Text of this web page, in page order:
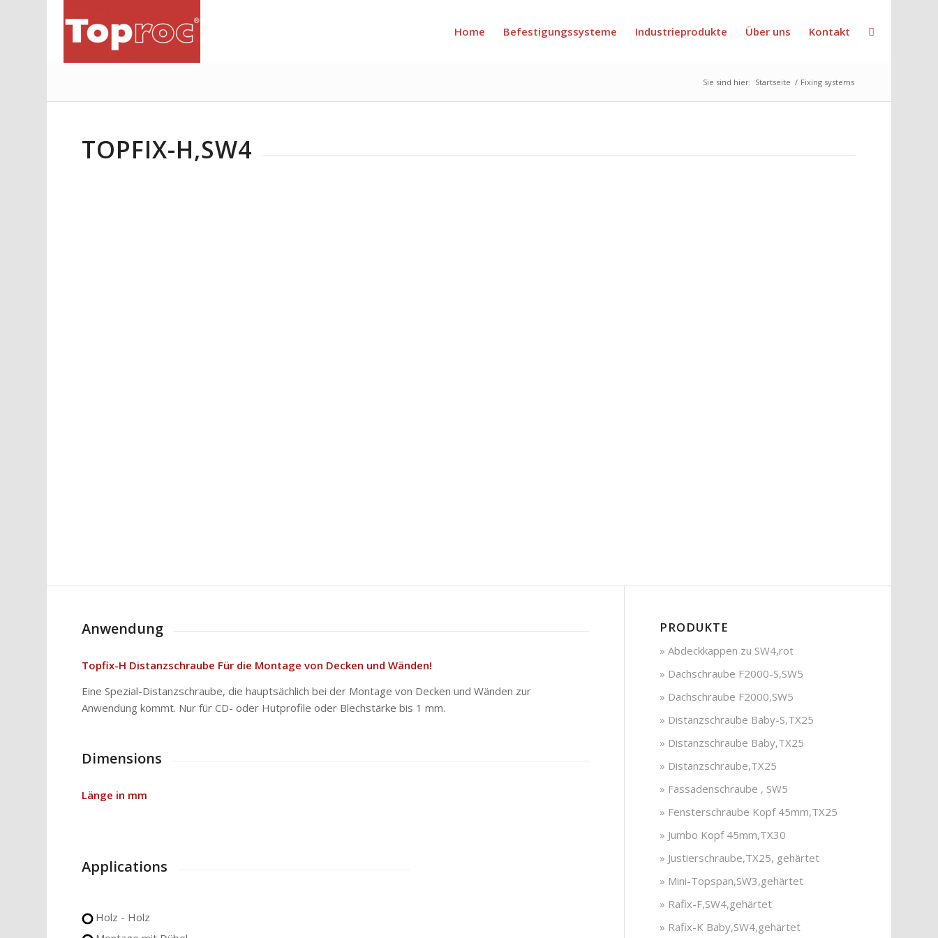
Home Befestigungssysteme Industrieprodukte Über uns Kontakt
Sie sind hier: Startseite / Fixing systems
TOPFIX-H,SW4
Anwendung
Topfix-H Distanzschraube Für die Montage von Decken und Wänden!
Eine Spezial-Distanzschraube, die hauptsächlich bei der Montage von Decken und Wänden zur
Anwendung kommt. Nur für CD- oder Hutprofile oder Blechstärke bis 1 mm.
Dimensions
Länge in mm
Applications
Holz - Holz
PRODUKTE
» Abdeckkappen zu SW4,rot
» Dachschraube F2000-S,SW5
» Dachschraube F2000,SW5
» Distanzschraube Baby-S,TX25
» Distanzschraube Baby,TX25
» Distanzschraube,TX25
» Fassadenschraube , SW5
» Fensterschraube Kopf 45mm,TX25
» Jumbo Kopf 45mm,TX30
» Justierschraube,TX25, gehärtet
» Mini-Topspan,SW3,gehärtet
» Rafix-F,SW4,gehärtet
» Rafix-K Baby,SW4,gehärtet